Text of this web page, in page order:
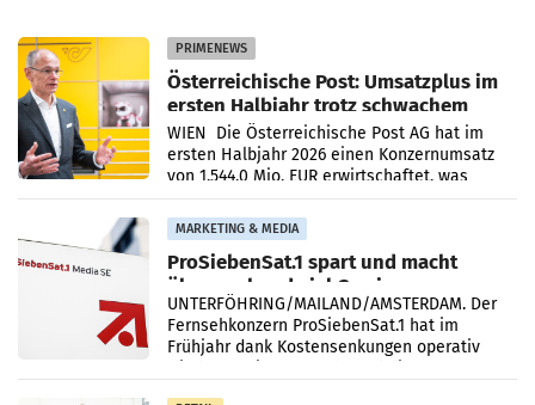
PRIMENEWS
Österreichische Post: Umsatzplus im
ersten Halbjahr trotz schwachem
Briefgeschäft
WIEN Die Österreichische Post AG hat im
ersten Halbjahr 2026 einen Konzernumsatz
von 1.544,0 Mio. EUR erwirtschaftet, was
einem Plus von 3,8 Prozent gegenüber dem
Vergleichszeitraum
MARKETING & MEDIA
ProSiebenSat.1 spart und macht
überraschend viel Gewinn
UNTERFÖHRING/MAILAND/AMSTERDAM. Der
Fernsehkonzern ProSiebenSat.1 hat im
Frühjahr dank Kostensenkungen operativ